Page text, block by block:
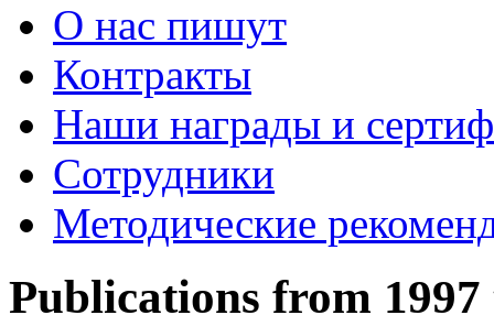
О нас пишут
Контракты
Наши награды и
Сотрудники
Методические
Publications from 1997